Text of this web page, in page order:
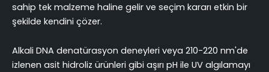
sahip tek malzeme haline gelir ve seçim kararı etkin bir
şekilde kendini çözer.
Alkali DNA denatürasyon deneyleri veya 210-220 nm'de
izlenen asit hidroliz ürünleri gibi aşırı pH ile UV algılamayı